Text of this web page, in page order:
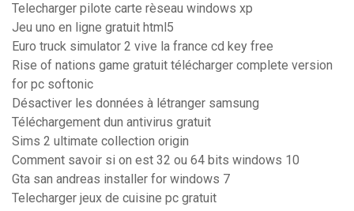
Telecharger pilote carte rèseau windows xp
Jeu uno en ligne gratuit html5
Euro truck simulator 2 vive la france cd key free
Rise of nations game gratuit télécharger complete version
for pc softonic
Désactiver les données à létranger samsung
Téléchargement dun antivirus gratuit
Sims 2 ultimate collection origin
Comment savoir si on est 32 ou 64 bits windows 10
Gta san andreas installer for windows 7
Telecharger jeux de cuisine pc gratuit